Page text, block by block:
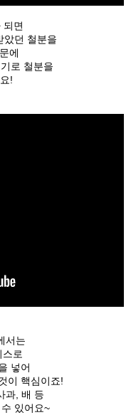
되면
았던 철분을
에
로 철분을
!
서는
로
넣어
이 핵심이죠!
과, 배 등
있어요~